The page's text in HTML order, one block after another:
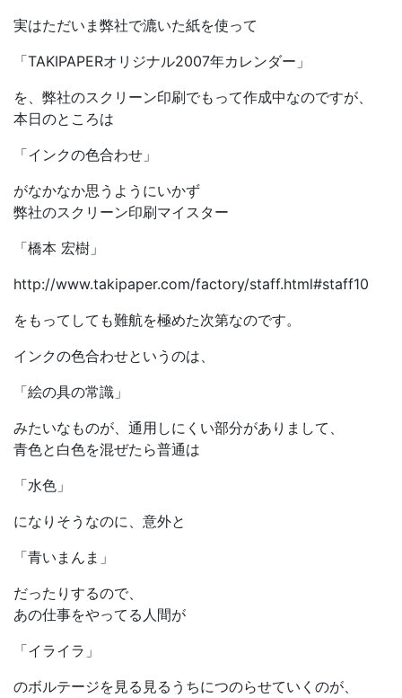
実はただいま弊社で漉いた紙を使って
「TAKIPAPERオリジナル2007年カレンダー」
を、弊社のスクリーン印刷でもって作成中なのですが、
本日のところは
「インクの色合わせ」
がなかなか思うようにいかず
弊社のスクリーン印刷マイスター
「橋本 宏樹」
http://www.takipaper.com/factory/staff.html#staff10
をもってしても難航を極めた次第なのです。
インクの色合わせというのは、
「絵の具の常識」
みたいなものが、通用しにくい部分がありまして、
青色と白色を混ぜたら普通は
「水色」
になりそうなのに、意外と
「青いまんま」
だったりするので、
あの仕事をやってる人間が
「イライラ」
のボルテージを見る見るうちにつのらせていくのが、